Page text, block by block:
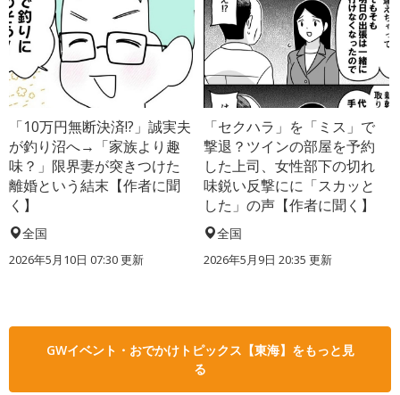
「10万円無断決済!?」誠実夫
が釣り沼へ→「家族より趣
味？」限界妻が突きつけた
離婚という結末【作者に聞
く】
全国
2026年5月10日 07:30 更新
「セクハラ」を「ミス」で
撃退？ツインの部屋を予約
した上司、女性部下の切れ
味鋭い反撃にに「スカッと
した」の声【作者に聞く】
全国
2026年5月9日 20:35 更新
GWイベント・おでかけトピックス【東海】をもっと見
る